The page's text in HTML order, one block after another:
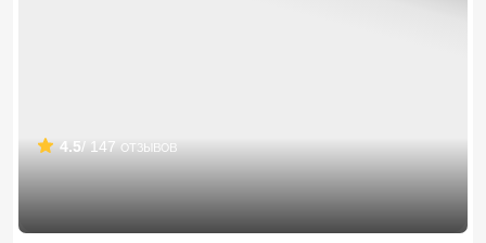
4.5/ 147 отзывов